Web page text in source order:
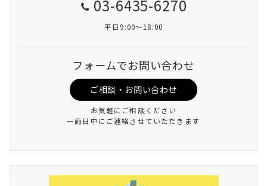
03-6435-6270
平日9:00～18:00
フォームでお問い合わせ
ご相談・お問い合わせ
お気軽にご相談ください
一両日中にご連絡させていただきます